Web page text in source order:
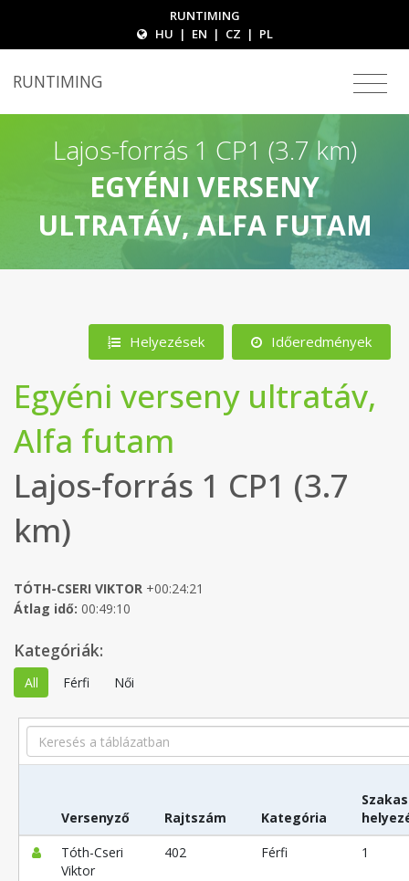
RUNTIMING
HU | EN | CZ | PL
RUNTIMING
Lajos-forrás 1 CP1 (3.7 km)
EGYÉNI VERSENY
ULTRATÁV, ALFA FUTAM
Helyezések Időeredmények
Egyéni verseny ultratáv,
Alfa futam
Lajos-forrás 1 CP1 (3.7
km)
TÓTH-CSERI VIKTOR +00:24:21
Átlag idő: 00:49:10
Kategóriák:
All Férfi Női
Search
Versenyző Rajtszám Kategória
Tóth-Cseri
Viktor
402 Férfi 1